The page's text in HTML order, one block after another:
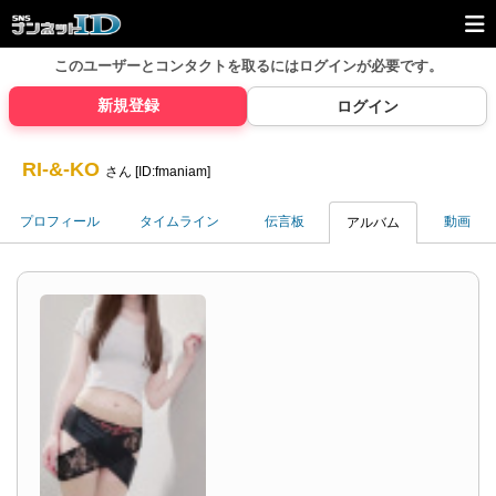
このユーザーとコンタクトを取るにはログインが必要です。
新規登録 ログイン
RI-&-KO さん [ID:fmaniam]
プロフィール タイムライン 伝言板 アルバム 動画